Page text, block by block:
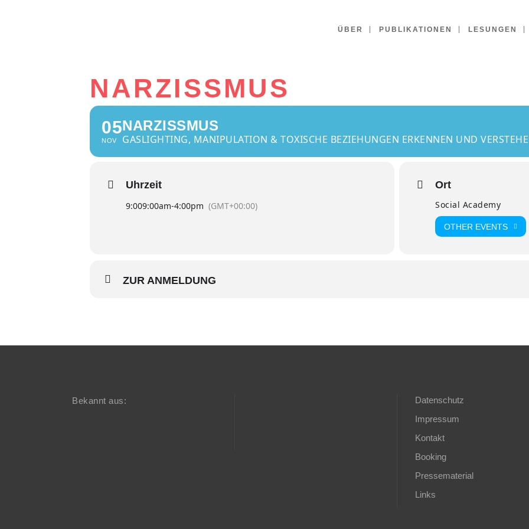
ÜBER PUBLIKATIONEN LESUNGEN
NARZISSMUS
05
NOV
NARZISSMUS
GASLIGHTING, MANIPULATION & TOXISCHE BEZIEHUNGEN ERKENNEN UND
Uhrzeit
9:009:00am-4:00pm (GMT+00:00)
Ort
Social Academy
OTHER EVENTS
ZUR ANMELDUNG
Bekannt aus:
Datenschutz
Impressum
Kontakt
Booking
Pressematerial
Links